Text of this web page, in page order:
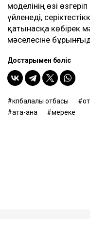
моделінің өзі
үйленеді,
қатынасқа көбірек
мәселесіне
Достарыңмен бөліс
көпбалалы отбасы
ата-ана
мереке